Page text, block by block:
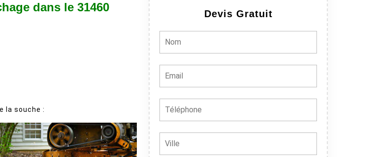
dans le 31460
la souche :
Devis Gratuit